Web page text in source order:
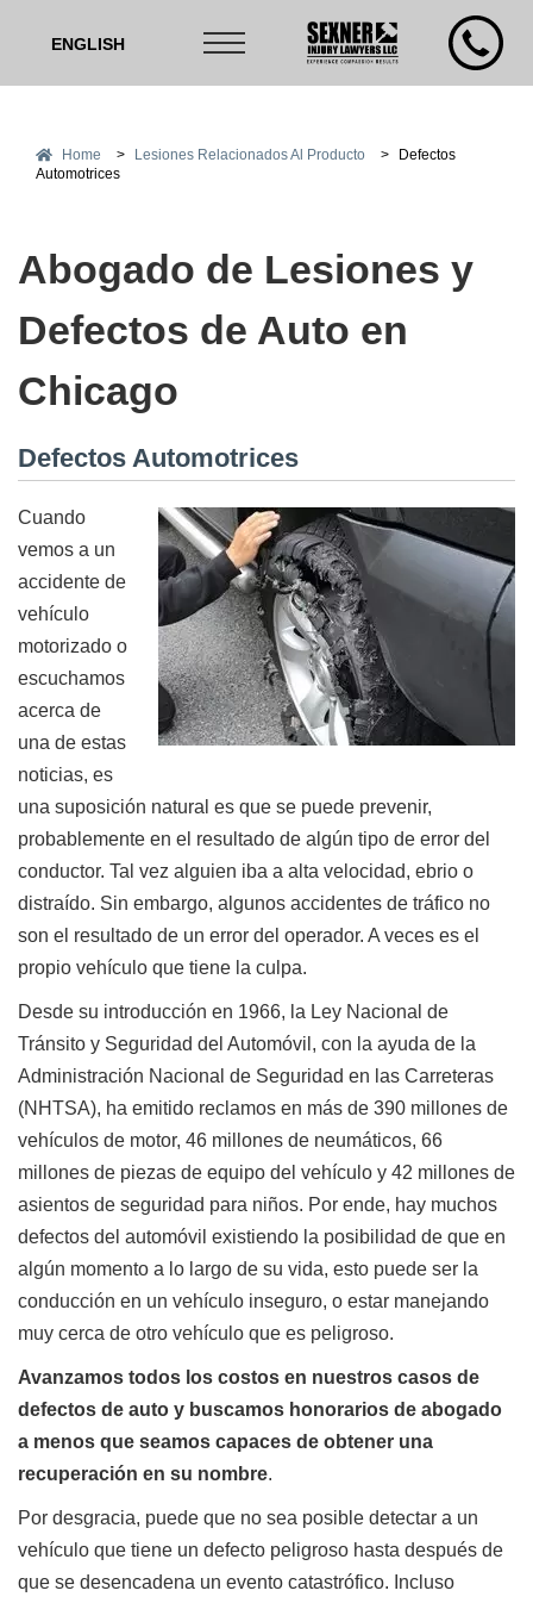
ENGLISH
Home > Lesiones Relacionados Al Producto >
Defectos
Automotrices
Abogado de Lesiones y
Defectos de Auto en
Chicago
Defectos Automotrices
Cuando
vemos a un
accidente de
vehículo
motorizado o
escuchamos
acerca de
una de estas
noticias, es
una suposición natural es que se puede prevenir,
probablemente en el resultado de algún tipo de error del
conductor. Tal vez alguien iba a alta velocidad, ebrio o
distraído. Sin embargo, algunos accidentes de tráfico no
son el resultado de un error del operador. A veces es el
propio vehículo que tiene la culpa.
Desde su introducción en 1966, la Ley Nacional de
Tránsito y Seguridad del Automóvil, con la ayuda de la
Administración Nacional de Seguridad en las Carreteras
(NHTSA), ha emitido reclamos en más de 390 millones de
vehículos de motor, 46 millones de neumáticos, 66
millones de piezas de equipo del vehículo y 42 millones de
asientos de seguridad para niños. Por ende, hay muchos
defectos del automóvil existiendo la posibilidad de que en
algún momento a lo largo de su vida, esto puede ser la
conducción en un vehículo inseguro, o estar manejando
muy cerca de otro vehículo que es peligroso.
Avanzamos todos los costos en nuestros casos de
defectos de auto y buscamos honorarios de abogado
a menos que seamos capaces de obtener una
recuperación en su nombre.
Por desgracia, puede que no sea posible detectar a un
vehículo que tiene un defecto peligroso hasta después de
que se desencadena un evento catastrófico. Incluso